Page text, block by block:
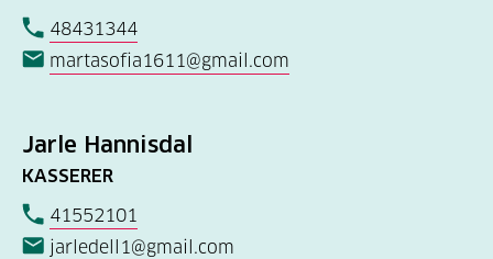
48431344
martasofia1611@gmail.com
Jarle Hannisdal
KASSERER
41552101
jarledell1@gmail.com